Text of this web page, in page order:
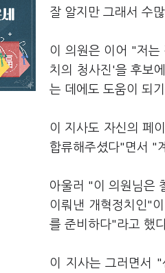
잘 알지만 그래서 수
이 의원은 이어 "저는
치의 청사진'을 후보
는 데에도 도움이 되
이 지사도 자신의 페
합류해주셨다"면서 "
아울러 "이 의원님은
이뤄낸 개혁정치인"
를 준비하다"라고 했
이 지사는 그러면서 "